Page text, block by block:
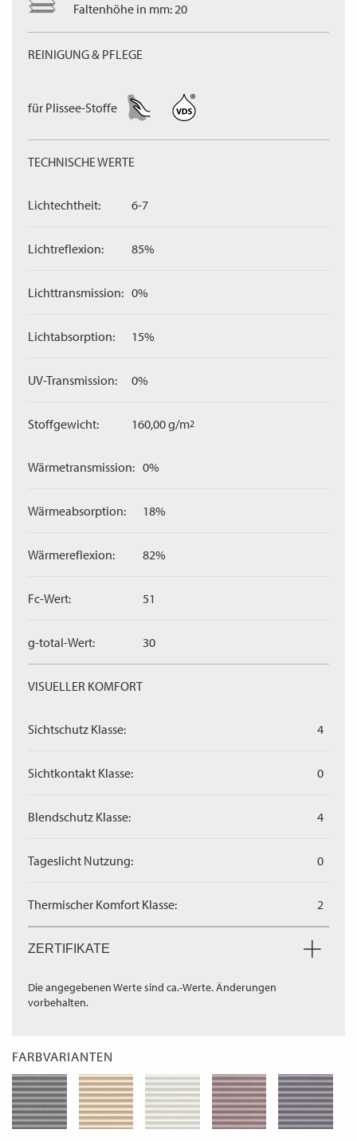
Faltenhöhe in mm: 20
REINIGUNG & PFLEGE
für Plissee-Stoffe
TECHNISCHE WERTE
Lichtechtheit: 6-7
Lichtreflexion: 85%
Lichttransmission: 0%
Lichtabsorption: 15%
UV-Transmission: 0%
Stoffgewicht: 160,00 g/m2
Wärmetransmission: 0%
Wärmeabsorption: 18%
Wärmereflexion: 82%
Fc-Wert: 51
g-total-Wert: 30
VISUELLER KOMFORT
Sichtschutz Klasse: 4
Sichtkontakt Klasse: 0
Blendschutz Klasse: 4
Tageslicht Nutzung: 0
Thermischer Komfort Klasse: 2
ZERTIFIKATE
Die angegebenen Werte sind ca.-Werte. Änderungen
vorbehalten.
FARBVARIANTEN